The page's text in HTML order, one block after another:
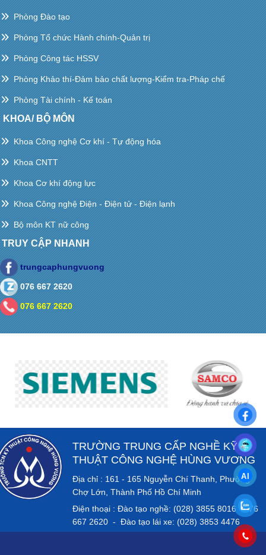
Phòng Đào tạo
Phòng Tổ chức Hành chính-Quản trị
Phòng Công tác HSSV
Phòng Khảo thí-Đảm bảo chất lượng-Kiểm tra-Pháp chế
Phòng Tài chính - Kế toán
KHOA/ BỘ MÔN
Khoa Công nghệ Cơ khí - Tự động hóa
Khoa CNTT
Khoa Cơ khí động lực
Khoa Công nghệ Điện - Điện tử - Điện lạnh
Bộ môn KT nữ công
TRUY CẬP NHANH
trungcaphungvuong
076 667 2620
076 667 2620
TRƯỜNG TRUNG CẤP NGHỀ KỸ
THUẬT CÔNG NGHỆ HÙNG VƯƠNG
Địa chỉ : 161 - 165 Nguyễn Chí Thanh, Phường
Chợ Lớn, Thành Phố Hồ Chí Minh
Điện thoại : Đào tạo nghề: (028) 3855 8016 - 076
667 2620 - Đào tạo lái xe: (028) 3853 4476